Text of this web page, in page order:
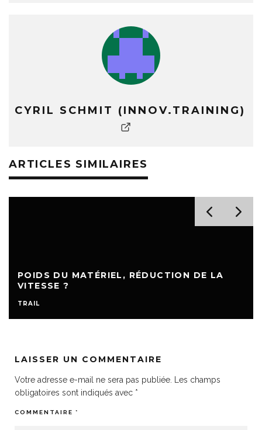
CYRIL SCHMIT (INNOV.TRAINING)
ARTICLES SIMILAIRES
POIDS DU MATÉRIEL, RÉDUCTION DE LA
VITESSE ?
TRAIL
LAISSER UN COMMENTAIRE
Votre adresse e-mail ne sera pas publiée.
Les champs
obligatoires sont indiqués avec *
COMMENTAIRE *